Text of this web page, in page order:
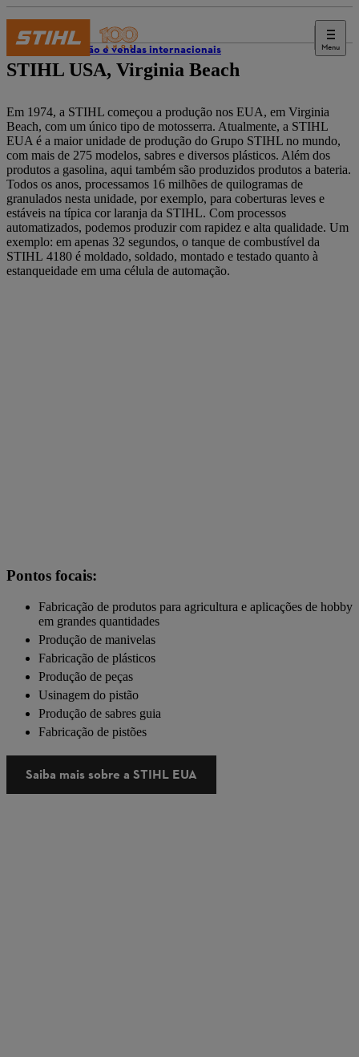
Menu
Produção e vendas internacionais
STIHL USA, Virginia Beach
Em 1974, a STIHL começou a produção nos EUA, em Virginia
Beach, com um único tipo de motosserra. Atualmente, a STIHL
EUA é a maior unidade de produção do Grupo STIHL no mundo,
com mais de 275 modelos, sabres e diversos plásticos. Além dos
produtos a gasolina, aqui também são produzidos produtos a bateria.
Todos os anos, processamos 16 milhões de quilogramas de
granulados nesta unidade, por exemplo, para coberturas leves e
estáveis na típica cor laranja da STIHL. Com processos
automatizados, podemos produzir com rapidez e alta qualidade. Um
exemplo: em apenas 32 segundos, o tanque de combustível da
STIHL 4180 é moldado, soldado, montado e testado quanto à
estanqueidade em uma célula de automação.
Pontos focais:
Fabricação de produtos para agricultura e aplicações de hobby
em grandes quantidades
Produção de manivelas
Fabricação de plásticos
Produção de peças
Usinagem do pistão
Produção de sabres guia
Fabricação de pistões
Saiba mais sobre a STIHL EUA